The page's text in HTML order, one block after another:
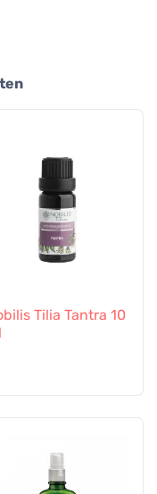
Tilia Tantra 10